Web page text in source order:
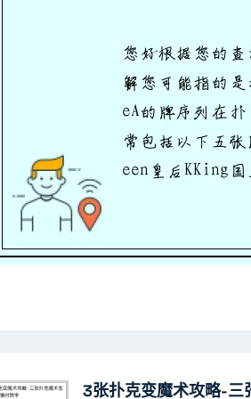
3张扑克变魔术攻略-三